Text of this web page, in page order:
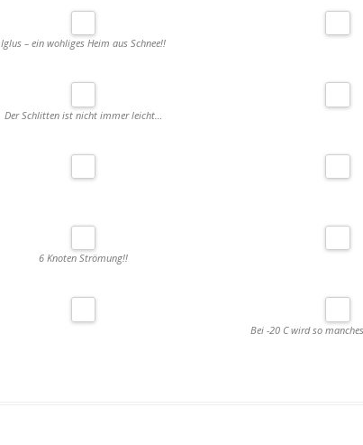
Iglus – ein wohliges Heim aus Schnee!!
Der Schlitten ist nicht immer leicht…
6 Knoten Strömung!!
Bei -20 C wird so